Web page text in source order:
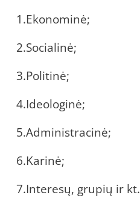
1.Ekonominė;
2.Socialinė;
3.Politinė;
4.Ideologinė;
5.Administracinė;
6.Karinė;
7.Interesų, grupių ir kt.